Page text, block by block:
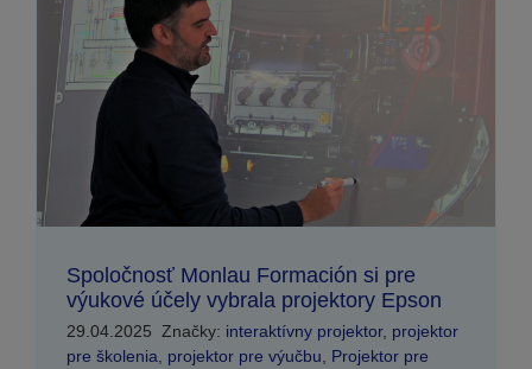
Spoločnosť Monlau Formación si pre
výukové účely vybrala projektory Epson
29.04.2025 Značky: interaktívny projektor, projektor
pre školenia
projektor pre výučbu
Projektor pre